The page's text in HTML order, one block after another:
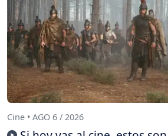
Cine • AGO 6 / 2026